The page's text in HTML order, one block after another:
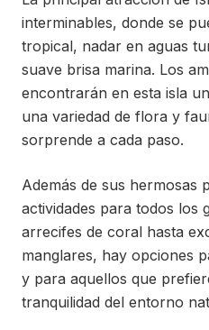
interminables, donde se
tropical, nadar en aguas
suave brisa marina. Los
encontrarán en esta isla
una variedad de flora y
sorprende a cada paso.
Además de sus hermosas
actividades para todos los
arrecifes de coral hasta
manglares, hay opciones
y para aquellos que
tranquilidad del entorno